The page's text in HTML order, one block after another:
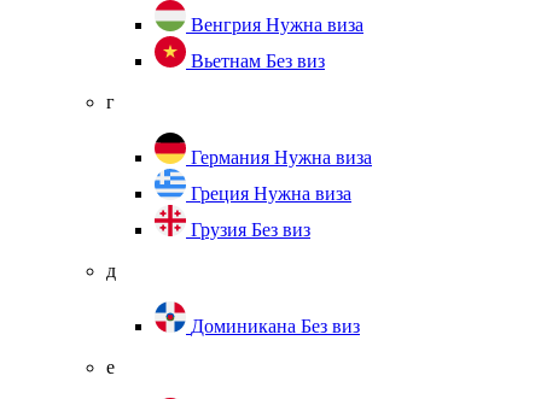
Венгрия Нужна виза
Вьетнам Без виз
г
Германия Нужна виза
Греция Нужна виза
Грузия Без виз
д
Доминикана Без виз
е